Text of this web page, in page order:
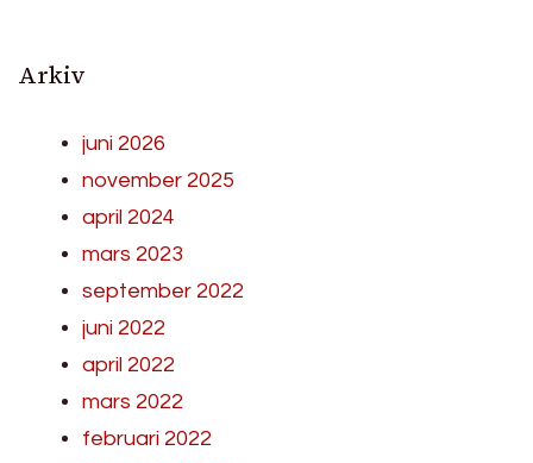
Arkiv
juni 2026
november 2025
april 2024
mars 2023
september 2022
juni 2022
april 2022
mars 2022
februari 2022